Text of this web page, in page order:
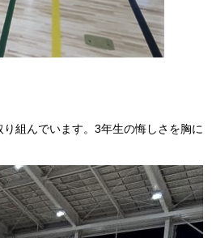
組んでいます。3年生の悔しさを胸に